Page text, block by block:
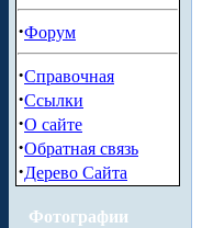
·Форум
·Справочная
·Ссылки
·О сайте
·Обратная связь
·Дерево Сайта
Фотографии